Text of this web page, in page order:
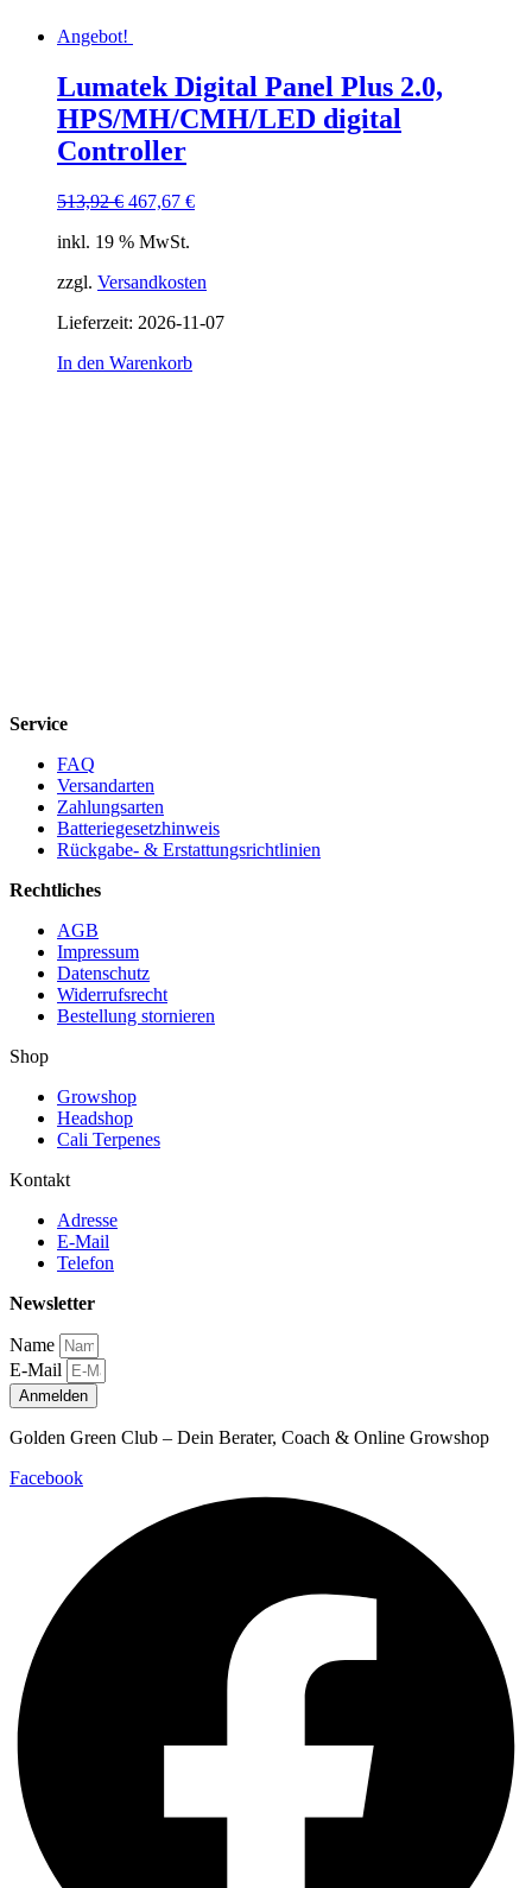
Angebot!
Lumatek Digital Panel Plus 2.0,
HPS/MH/CMH/LED digital
Controller
513,92€ Ursprünglicher
war:
467,67 €Aktueller
inkl. 19 % MwSt.
zzgl. Versandkosten
Lieferzeit: 2026-11-07
In den Warenkorb
Service
FAQ
Versandarten
Zahlungsarten
Batteriegesetzhinweis
Rückgabe- & Erstattungsrichtlinien
Rechtliches
AGB
Impressum
Datenschutz
Widerrufsrecht
Bestellung stornieren
Shop
Growshop
Headshop
Cali Terpenes
Kontakt
Adresse
E-Mail
Telefon
Newsletter
Name
E-Mail
Anmelden
Golden Green Club – Dein Berater, Coach & Online Growshop
Facebook